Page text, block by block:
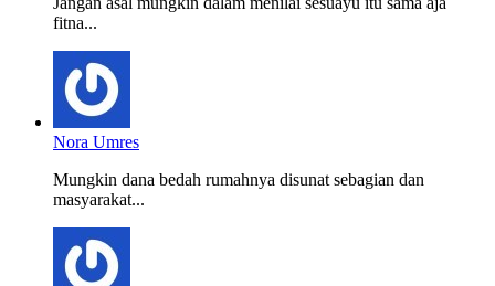
fitna...
Nora Umres
Mungkin dana bedah rumahnya disunat sebagian dan
masyarakat...